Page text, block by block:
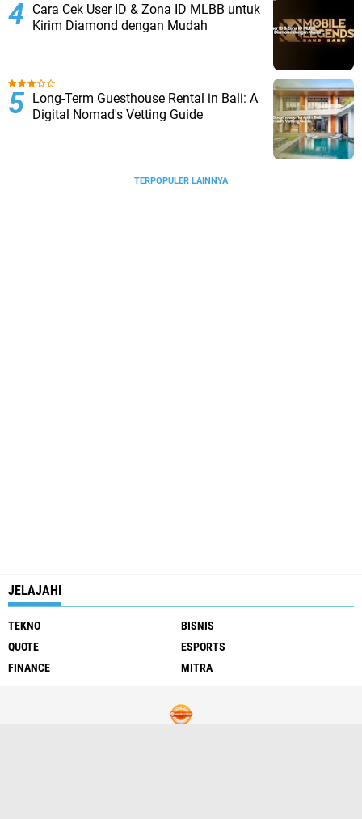
Cara Cek User ID & Zona ID MLBB untuk
Kirim Diamond dengan Mudah
Long-Term Guesthouse Rental in Bali: A
Digital Nomad's Vetting Guide
TERPOPULER LAINNYA
JELAJAHI
TEKNO
BISNIS
QUOTE
ESPORTS
FINANCE
MITRA